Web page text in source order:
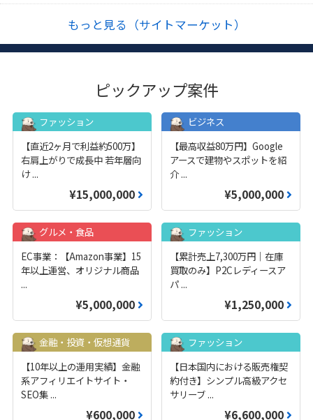
もっと見る（サイトマーケット）
ピックアップ案件
ファッション
【直近2ヶ月で利益約500万】
右肩上がりで成長中 若年層向
け...
¥15,000,000
ビジネス
【最高収益80万円】Google
アースで建物やスポットを紹
介 ...
¥5,000,000
グルメ・食品
EC事業：【Amazon事業】15
年以上運営、オリジナル商品
...
¥5,000,000
ファッション
【累計売上7,300万円｜在庫
買取のみ】P2Cレディースア
パ ...
¥1,250,000
金融・投資・仮想通貨
【10年以上の運用実績】金融
系アフィリエイトサイト・
SEO集 ...
¥600,000
ファッション
【日本国内における販売権契
約付き】シンプル高級アクセ
サリーブ ...
¥6,600,000